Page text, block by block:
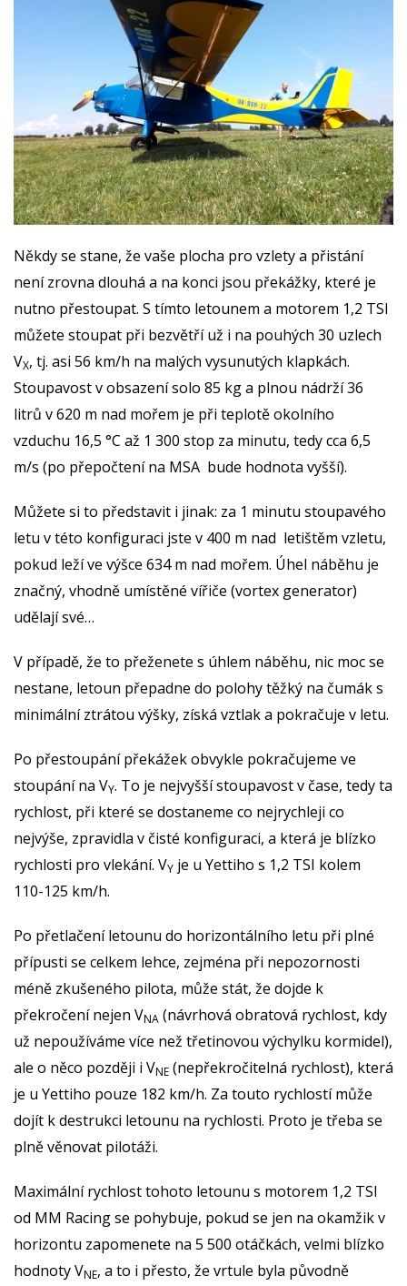
Někdy se stane, že vaše plocha pro vzlety a přistání
není zrovna dlouhá a na konci jsou překážky, které je
nutno přestoupat. S tímto letounem a motorem 1,2 TSI
můžete stoupat při bezvětří už i na pouhých 30 uzlech
VX, tj. asi 56 km/h na malých vysunutých klapkách.
Stoupavost v obsazení solo 85 kg a plnou nádrží 36
litrů v 620 m nad mořem je při teplotě okolního
vzduchu 16,5 °C až 1 300 stop za minutu, tedy cca 6,5
m/s (po přepočtení na MSA bude hodnota vyšší).
Můžete si to představit i jinak: za 1 minutu stoupavého
letu v této konfiguraci jste v 400 m nad letištěm vzletu,
pokud leží ve výšce 634 m nad mořem. Úhel náběhu je
značný, vhodně umístěné vířiče (vortex generator)
udělají své…
V případě, že to přeženete s úhlem náběhu, nic moc se
nestane, letoun přepadne do polohy těžký na čumák s
minimální ztrátou výšky, získá vztlak a pokračuje v letu.
Po přestoupání překážek obvykle pokračujeme ve
stoupání na VY. To je nejvyšší stoupavost v čase, tedy ta
rychlost, při které se dostaneme co nejrychleji co
nejvýše, zpravidla v čisté konfiguraci, a která je blízko
rychlosti pro vlekání. VY je u Yettiho s 1,2 TSI kolem
110-125 km/h.
Po přetlačení letounu do horizontálního letu při plné
přípusti se celkem lehce, zejména při nepozornosti
méně zkušeného pilota, může stát, že dojde k
překročení nejen VNA (návrhová obratová rychlost, kdy
už nepoužíváme více než třetinovou výchylku kormidel),
ale o něco později i VNE (nepřekročitelná rychlost), která
je u Yettiho pouze 182 km/h. Za touto rychlostí může
dojít k destrukci letounu na rychlosti. Proto je třeba se
plně věnovat pilotáži.
Maximální rychlost tohoto letounu s motorem 1,2 TSI
od MM Racing se pohybuje, pokud se jen na okamžik v
horizontu zapomenete na 5 500 otáčkách, velmi blízko
hodnoty VNE, a to i přesto, že vrtule byla původně